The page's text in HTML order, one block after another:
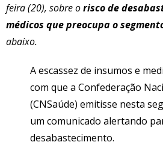
feira (20), sobre orisco de
médicos que preocupa o
abaixo.
A escassez de insumos e
com que a Confederação
(CNSaúde) emitisse nesta
um comunicado alertando
desabastecimento.